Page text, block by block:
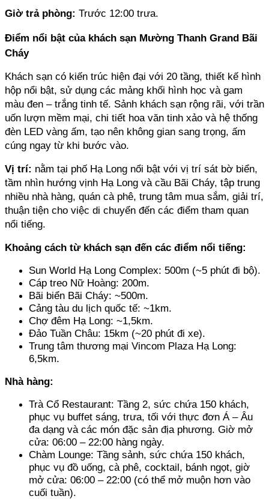
Giờ trả phòng: Trước 12:00 trưa.
Điểm nổi bật của khách sạn Mường Thanh Grand Bãi
Cháy
Khách sạn có kiến trúc hiện đại với 20 tầng, thiết kế hình
hộp nổi bật, sử dụng các mảng khối hình học và gam
màu đen – trắng tinh tế. Sảnh khách sạn rộng rãi, với trần
uốn lượn mềm mại, chi tiết hoa văn tinh xảo và hệ thống
đèn LED vàng ấm, tạo nên không gian sang trọng, ấm
cúng ngay từ khi bước vào.
Vị trí: nằm tại phố Hạ Long nổi bật với vị trí sát bờ biển,
tầm nhìn hướng vịnh Hạ Long và cầu Bãi Cháy, tập trung
nhiều nhà hàng, quán cà phê, trung tâm mua sắm, giải trí,
thuận tiện cho việc di chuyển đến các điểm tham quan
nổi tiếng.
Khoảng cách từ khách sạn đến các điểm nổi tiếng:
Sun World Hạ Long Complex: 500m (~5 phút đi bộ).
Cáp treo Nữ Hoàng: 200m.
Bãi biển Bãi Cháy: ~500m.
Cảng tàu du lịch quốc tế: ~1km.
Chợ đêm Hạ Long: ~1,5km.
Đảo Tuần Châu: 15km (~20 phút đi xe).
Trung tâm thương mại Vincom Plaza Hạ Long:
6,5km.
Nhà hàng:
Trà Cổ Restaurant: Tầng 2, sức chứa 150 khách,
phục vụ buffet sáng, trưa, tối với thực đơn Á – Âu
đa dạng và các món đặc sản địa phương. Giờ mở
cửa: 06:00 – 22:00 hàng ngày.
Chàm Lounge: Tầng sảnh, sức chứa 150 khách,
phục vụ đồ uống, cà phê, cocktail, bánh ngọt, giờ
mở cửa: 06:00 – 22:00 (có thể mở muộn hơn vào
cuối tuần).